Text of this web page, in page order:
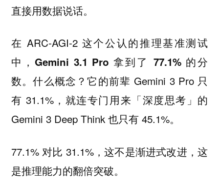
直接用数据说话。
在 ARC-AGI-2 这个公认的推理基准测试
中，Gemini 3.1 Pro 拿到了 77.1% 的分
数。什么概念？它的前辈 Gemini 3 Pro 只
有 31.1%，就连专门用来「深度思考」的
Gemini 3 Deep Think 也只有 45.1%。
77.1% 对比 31.1%，这不是渐进式改进，这
是推理能力的翻倍突破。